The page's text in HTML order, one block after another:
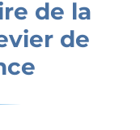
de la
de